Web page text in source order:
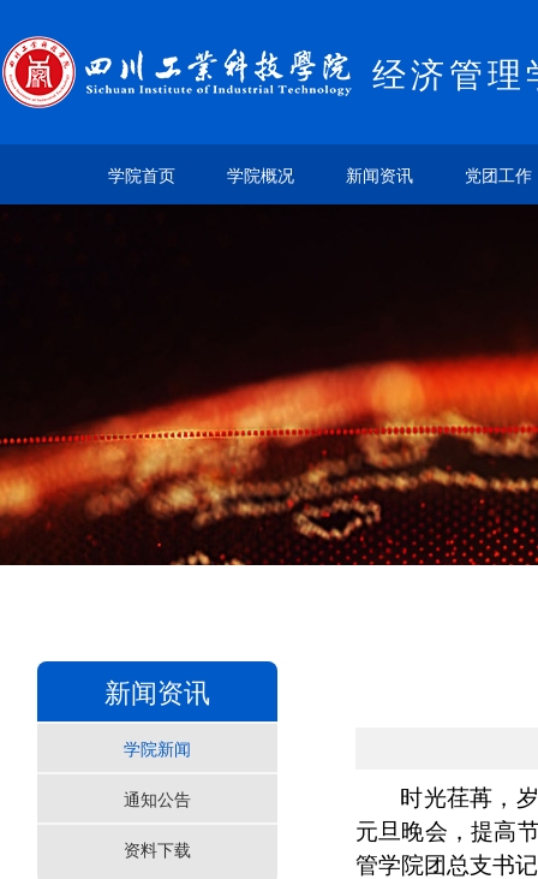
经济管理
学院首页 学院概况 新闻资讯 党团工作
新闻资讯
学院新闻
通知公告
资料下载
时光荏苒，
元旦晚会，提高
管学院团总支书